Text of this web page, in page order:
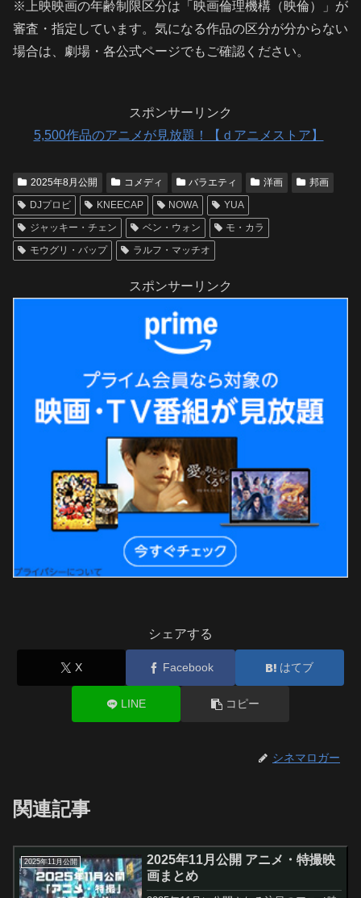
※上映映画の年齢制限区分は「映画倫理機構（映倫）」が
審査・指定しています。気になる作品の区分が分からない
場合は、劇場・各公式ページでもご確認ください。
スポンサーリンク
5,500作品のアニメが見放題！【ｄアニメストア】
2025年8月公開 コメディ バラエティ 洋画
邦画
DJプロビ
KNEECAP NOWA
YUA
ジャッキー・チェン
ベン・ウォン
モ・カラ
モウグリ・バップ
ラルフ・マッチオ
スポンサーリンク
シェアする
X Facebook はてブ
LINE コピー
シネマロガー
関連記事
2025年11月公開
2025年11月公開 アニメ・特撮映
画まとめ